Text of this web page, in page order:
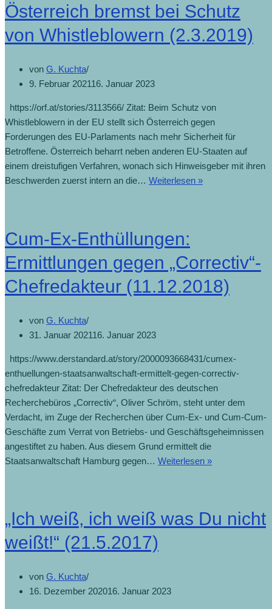
Österreich bremst bei Schutz
von Whistleblowern (2.3.2019)
von G. Kuchta
9. Februar 202116. Januar 2023
https://orf.at/stories/3113566/ Zitat: Beim Schutz von
Whistleblowern in der EU stellt sich Österreich gegen
Forderungen des EU-Parlaments nach mehr Sicherheit für
Betroffene. Österreich beharrt neben anderen EU-Staaten auf
einem dreistufigen Verfahren, wonach sich Hinweisgeber mit ihren
Beschwerden zuerst intern an die… Weiterlesen »Österreich
(2.3.2019)
Cum-Ex-Enthüllungen:
Ermittlungen gegen „Correctiv“-
Chefredakteur (11.12.2018)
von G. Kuchta
31. Januar 202116. Januar 2023
https://www.derstandard.at/story/2000093668431/cumex-
enthuellungen-staatsanwaltschaft-ermittelt-gegen-correctiv-
chefredakteur Zitat: Der Chefredakteur des deutschen
Recherchebüros „Correctiv“, Oliver Schröm, steht unter dem
Verdacht, im Zuge der Recherchen über Cum-Ex- und Cum-Cum-
Geschäfte zum Verrat von Betriebs- und Geschäftsgeheimnissen
angestiftet zu haben. Aus diesem Grund ermittelt die
Staatsanwaltschaft Hamburg gegen… Weiterlesen »Cum-
gegen
„Ich weiß, ich weiß was Du nicht
weißt!“ (21.5.2017)
von G. Kuchta
16. Dezember 202016. Januar 2023